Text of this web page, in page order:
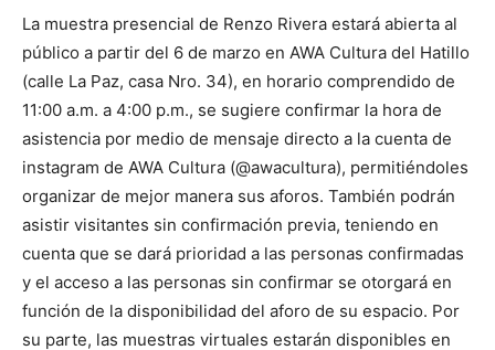
La muestra presencial de Renzo Rivera estará abierta al
público a partir del 6 de marzo en AWA Cultura del Hatillo
(calle La Paz, casa Nro. 34), en horario comprendido de
11:00 a.m. a 4:00 p.m., se sugiere confirmar la hora de
asistencia por medio de mensaje directo a la cuenta de
instagram de AWA Cultura (@awacultura), permitiéndoles
organizar de mejor manera sus aforos. También podrán
asistir visitantes sin confirmación previa, teniendo en
cuenta que se dará prioridad a las personas confirmadas
y el acceso a las personas sin confirmar se otorgará en
función de la disponibilidad del aforo de su espacio. Por
su parte, las muestras virtuales estarán disponibles en